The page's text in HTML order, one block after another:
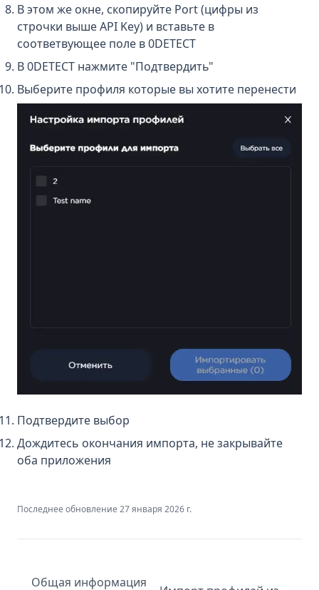
В этом же окне, скопируйте Port (цифры из
строчки выше API Key) и вставьте в
соответвующее поле в 0DETECT
В 0DETECT нажмите "Подтвердить"
Выберите профиля которые вы хотите перенести
Подтвердите выбор
Дождитесь окончания импорта, не закрывайте
оба приложения
Последнее обновление 27 января 2026 г.
Общая информация